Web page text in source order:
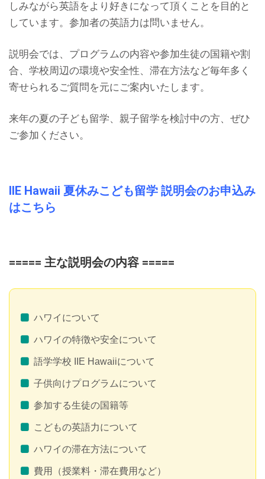
しみながら英語をより好きになって頂くことを目的と
しています。参加者の英語力は問いません。
説明会では、プログラムの内容や参加生徒の国籍や割
合、学校周辺の環境や安全性、滞在方法など毎年多く
寄せられるご質問を元にご案内いたします。
来年の夏の子ども留学、親子留学を検討中の方、ぜひ
ご参加ください。
IIE Hawaii 夏休みこども留学 説明会のお申込み
はこちら
===== 主な説明会の内容 =====
ハワイについて
ハワイの特徴や安全について
語学学校 IIE Hawaiiについて
子供向けプログラムについて
参加する生徒の国籍等
こどもの英語力について
ハワイの滞在方法について
費用（授業料・滞在費用など）